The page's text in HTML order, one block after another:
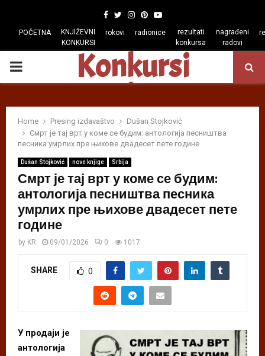
Facebook
TwitterInstagram
Pinterest
Youtube
POČETNA
KNJIŽEVNI
KONKURSI
rokovi radionice
rezultati
konkursa
nagrađeni
radovi
PRIMARY
Konkursi
regiona
Home Presing izdavaštvo
Dušan Stojković
Смрт је тај врт у коме се будим: антологија песништва
песника умрлих пре њихове двадесет пете године
Dušan Stojković nove knjige Srbija
Смрт је тај врт у коме се будим:
антологија песништва песника
умрлих пре њихове двадесет пете
године
by KR 09/01/2026 0 1017
SHARE 0
У продаји је
антологија